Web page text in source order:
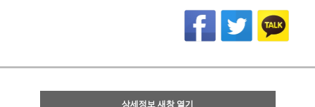
상세정보 새창 열기